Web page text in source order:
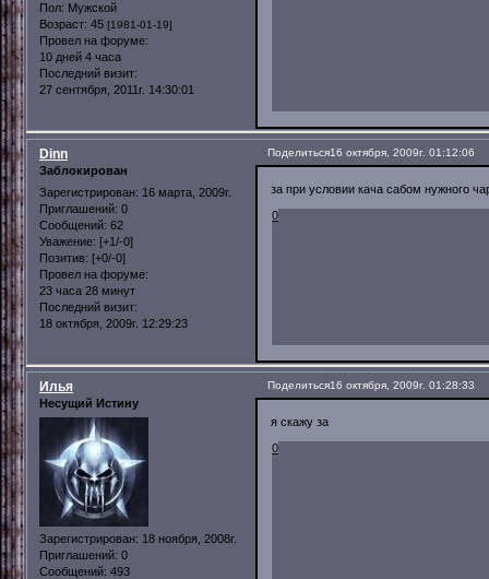
Пол: Мужской
Возраст: 45 [1981-01-19]
Провел на форуме:
10 дней 4 часа
Последний визит:
27 сентября, 2011г. 14:30:01
Поделиться16 октября, 2009г. 01:12:06
Dinn
Заблокирован
Зарегистрирован: 16 марта, 2009г.
Приглашений: 0
Сообщений: 62
Уважение: [+1/-0]
Позитив: [+0/-0]
Провел на форуме:
23 часа 28 минут
Последний визит:
18 октября, 2009г. 12:29:23
за при условии кача сабом нужного
0
Поделиться16 октября, 2009г. 01:28:33
Илья
Несущий Истину
Зарегистрирован: 18 ноября, 2008г.
Приглашений: 0
Сообщений: 493
я скажу за
0